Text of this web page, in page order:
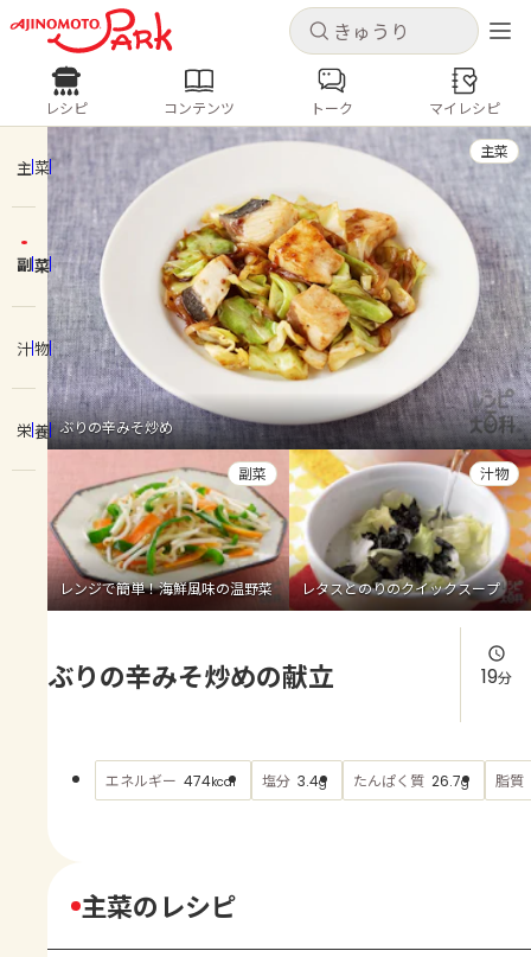
キャンセル
ログインするとレシピを保存できます
ログイン 新規登録
ホーム
コンテンツ
レシピ
トーク
よくあるお問い合わせ
お買い物
AJINOMOTO PARK とは
キャンセル
レシピ コンテンツ
人気の食材・レシピ
きゅうり なす トマト
とうもろこし
ピーマン
みょうが ゴーヤ
レシピ コンテンツ トーク マイレシピ
主菜
副菜
汁物
栄養 ぶりの辛みそ炒め
主菜
レンジで簡単！海鮮風味の温野菜
副菜
レタスとのりのクイックスープ
汁物
ぶりの辛みそ炒めの献立 19分
エネルギー 474kcal 塩分 3.4g たんぱく質 26.7g 脂質
主菜のレシピ